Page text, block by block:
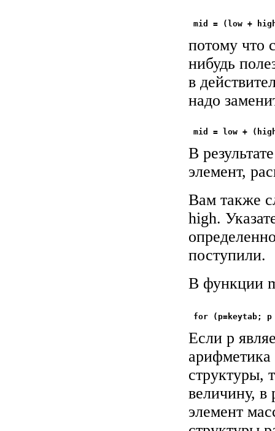
потому что
нибудь
в
надо
В
элемент,
Вам также
high.
поступили.
В функции
Если р
арифметика
структуры,
величину, в
элемент